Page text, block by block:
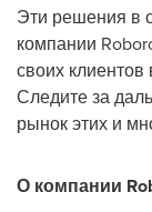
Эти решения в
компании
своих
Следите за
рынок этих и
О компании